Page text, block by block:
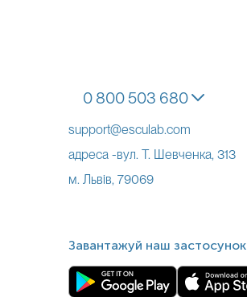
0 800 503 680
support@esculab.com
адреса -вул. Т. Шевченка, 313
м. Львів, 79069
Завантажуй наш застосунок